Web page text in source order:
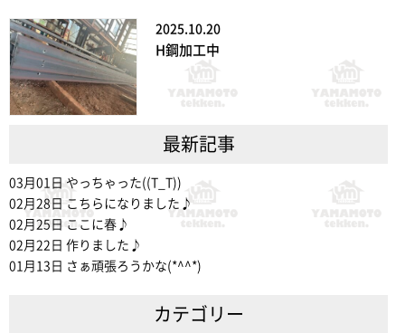
2025.10.20
H鋼加工中
最新記事
03月01日 やっちゃった((T_T))
02月28日 こちらになりました♪
02月25日 ここに春♪
02月22日 作りました♪
01月13日 さぁ頑張ろうかな(*^^*)
カテゴリー